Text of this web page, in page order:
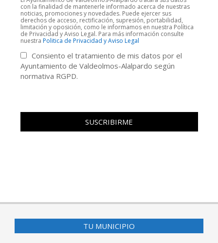
con la finalidad de mantenerle informado acerca de nuestras
noticias, promociones y novedades. Puede ejercer sus
derechos de acceso, rectificación, supresión, portabilidad,
limitación y oposición, como le informamos en nuestra Política
de Privacidad y Aviso Legal. Para más información consulte
nuestra Politica de Privacidad y Aviso Legal
Consiento el tratamiento de mis datos por el
Ayuntamiento de Valdeolmos-Alalpardo según
normativa RGPD.
TU MUNICIPIO